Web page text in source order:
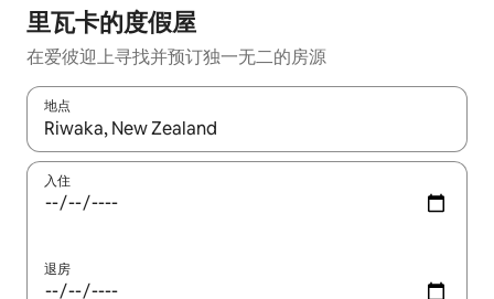
里瓦卡的度假屋
在爱彼迎上寻找并预订独一无二的房源
地点
如有搜索结果，请使用上下方向键查看，或通过点击或滑动手势
入住
退房